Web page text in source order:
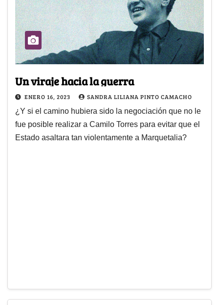
Un viraje hacia la guerra
ENERO 16, 2023 SANDRA LILIANA PINTO CAMACHO
¿Y si el camino hubiera sido la negociación que no le
fue posible realizar a Camilo Torres para evitar que el
Estado asaltara tan violentamente a Marquetalia?